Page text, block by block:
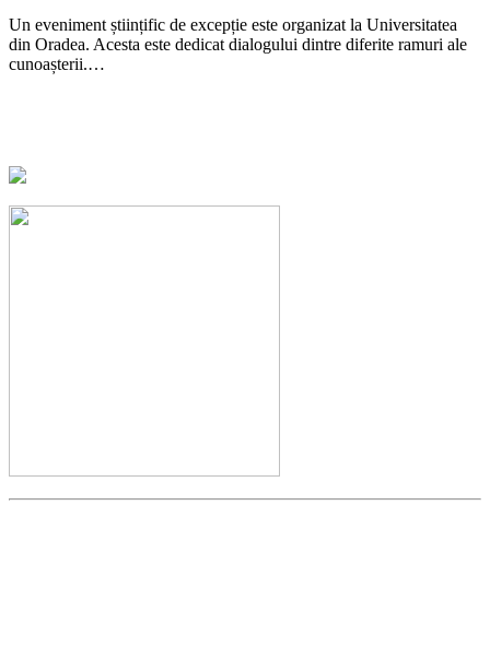
Un eveniment științific de excepție este organizat la Universitatea
din Oradea. Acesta este dedicat dialogului dintre diferite ramuri ale
cunoașterii.…